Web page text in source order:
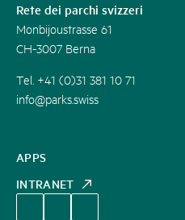
APPS
INTRANET
Rete dei parchi svizzeri
Monbijoustrasse 61
CH-3007 Berna
Tel. +41 (0)31 381 10 71
info@parks.swiss